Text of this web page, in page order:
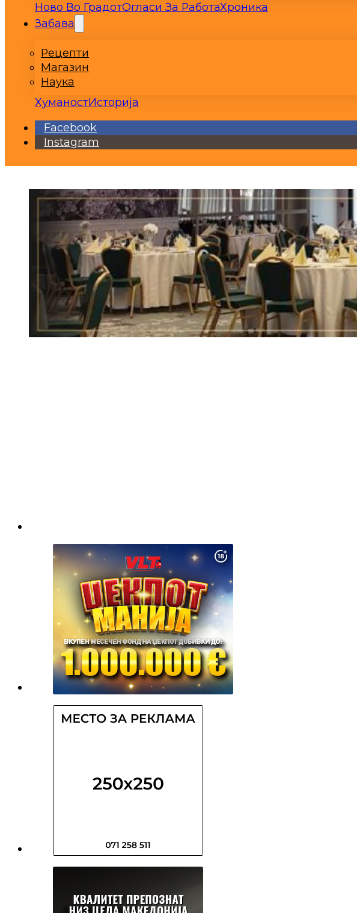
Ново Во ГрадотОгласи За РаботаХроника
Забава
Рецепти
Магазин
Наука
ХуманостИсторија
Facebook
Instagram